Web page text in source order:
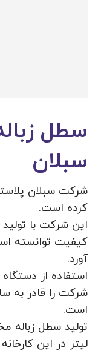
سطل
سبلان
کرده است.
این شرکت با تولید
کیفیت توانسته
آورد.
استفاده از
شرکت را قادر به
است.
لیتر در این